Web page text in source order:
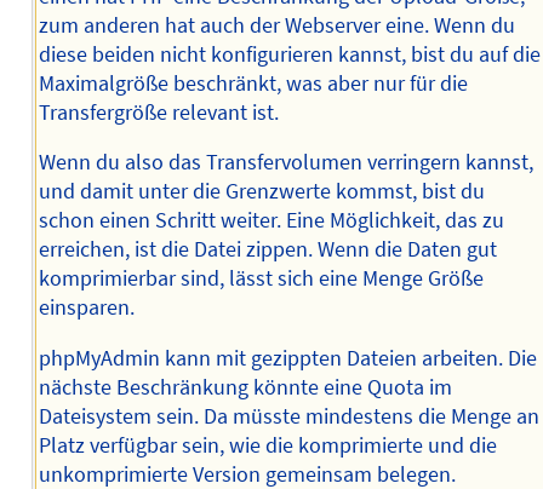
zum anderen hat auch der Webserver eine. Wenn du
diese beiden nicht konfigurieren kannst, bist du auf die
Maximalgröße beschränkt, was aber nur für die
Transfergröße relevant ist.
Wenn du also das Transfervolumen verringern kannst,
und damit unter die Grenzwerte kommst, bist du
schon einen Schritt weiter. Eine Möglichkeit, das zu
erreichen, ist die Datei zippen. Wenn die Daten gut
komprimierbar sind, lässt sich eine Menge Größe
einsparen.
phpMyAdmin kann mit gezippten Dateien arbeiten. Die
nächste Beschränkung könnte eine Quota im
Dateisystem sein. Da müsste mindestens die Menge an
Platz verfügbar sein, wie die komprimierte und die
unkomprimierte Version gemeinsam belegen.